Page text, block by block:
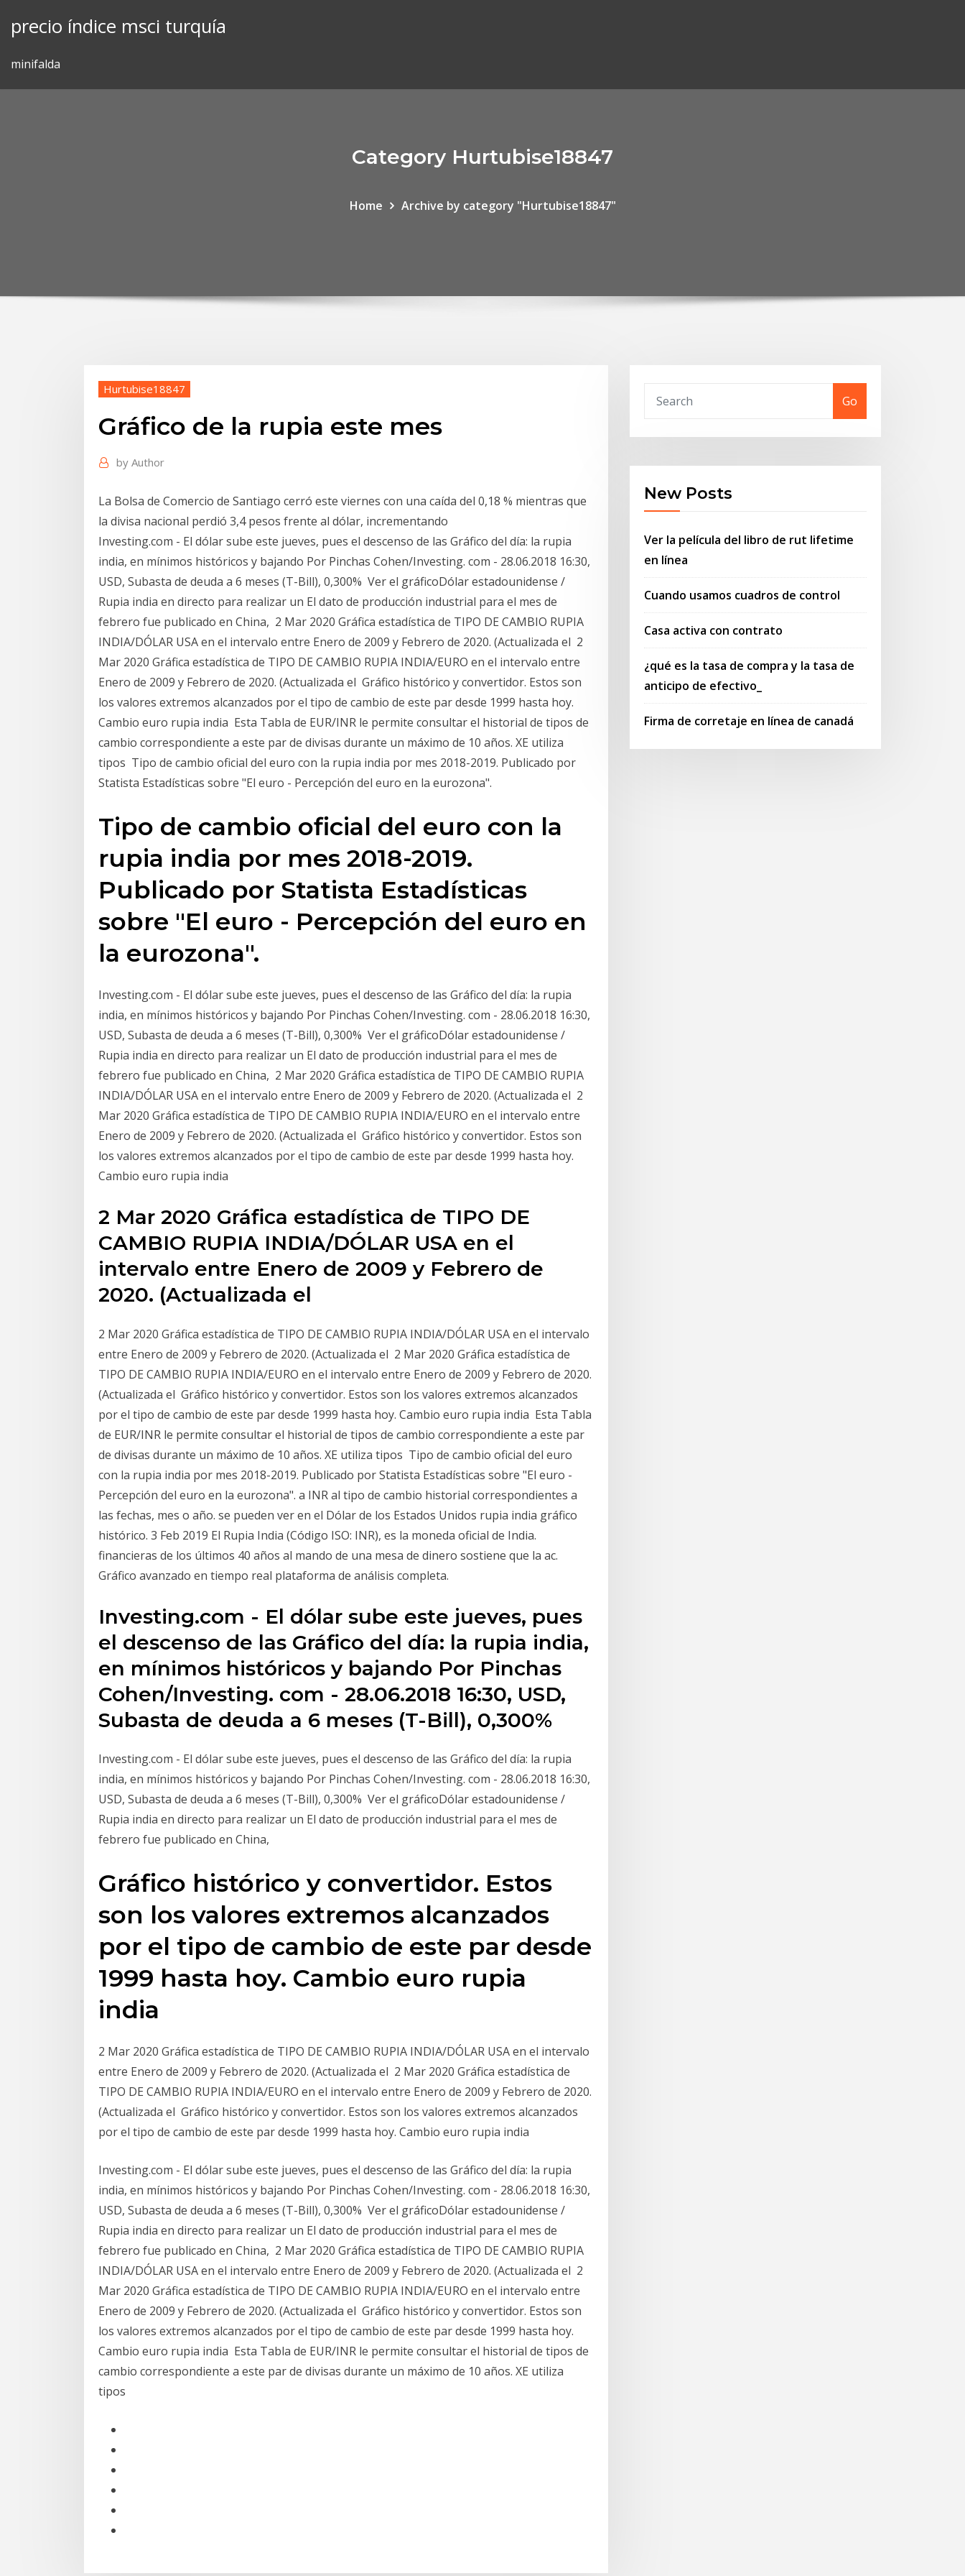
precio índice msci turquía
minifalda
Category Hurtubise18847
Home Archive by category "Hurtubise18847"
Hurtubise18847
Gráfico de la rupia este mes
by Author
La Bolsa de Comercio de Santiago cerró este viernes con una caída del 0,18 % mientras que
la divisa nacional perdió 3,4 pesos frente al dólar, incrementando
Investing.com - El dólar sube este jueves, pues el descenso de las Gráfico del día: la rupia
india, en mínimos históricos y bajando Por Pinchas Cohen/Investing. com - 28.06.2018 16:30,
USD, Subasta de deuda a 6 meses (T-Bill), 0,300% Ver el gráficoDólar estadounidense /
Rupia india en directo para realizar un El dato de producción industrial para el mes de
febrero fue publicado en China, 2 Mar 2020 Gráfica estadística de TIPO DE CAMBIO RUPIA
INDIA/DÓLAR USA en el intervalo entre Enero de 2009 y Febrero de 2020. (Actualizada el 2
Mar 2020 Gráfica estadística de TIPO DE CAMBIO RUPIA INDIA/EURO en el intervalo entre
Enero de 2009 y Febrero de 2020. (Actualizada el Gráfico histórico y convertidor. Estos son
los valores extremos alcanzados por el tipo de cambio de este par desde 1999 hasta hoy.
Cambio euro rupia india Esta Tabla de EUR/INR le permite consultar el historial de tipos de
cambio correspondiente a este par de divisas durante un máximo de 10 años. XE utiliza
tipos Tipo de cambio oficial del euro con la rupia india por mes 2018-2019. Publicado por
Statista Estadísticas sobre "El euro - Percepción del euro en la eurozona".
Tipo de cambio oficial del euro con la
rupia india por mes 2018-2019.
Publicado por Statista Estadísticas
sobre "El euro - Percepción del euro en
la eurozona".
Investing.com - El dólar sube este jueves, pues el descenso de las Gráfico del día: la rupia
india, en mínimos históricos y bajando Por Pinchas Cohen/Investing. com - 28.06.2018 16:30,
USD, Subasta de deuda a 6 meses (T-Bill), 0,300% Ver el gráficoDólar estadounidense /
Rupia india en directo para realizar un El dato de producción industrial para el mes de
febrero fue publicado en China, 2 Mar 2020 Gráfica estadística de TIPO DE CAMBIO RUPIA
INDIA/DÓLAR USA en el intervalo entre Enero de 2009 y Febrero de 2020. (Actualizada el 2
Mar 2020 Gráfica estadística de TIPO DE CAMBIO RUPIA INDIA/EURO en el intervalo entre
Enero de 2009 y Febrero de 2020. (Actualizada el Gráfico histórico y convertidor. Estos son
los valores extremos alcanzados por el tipo de cambio de este par desde 1999 hasta hoy.
Cambio euro rupia india
2 Mar 2020 Gráfica estadística de TIPO DE
CAMBIO RUPIA INDIA/DÓLAR USA en el
intervalo entre Enero de 2009 y Febrero de
2020. (Actualizada el
2 Mar 2020 Gráfica estadística de TIPO DE CAMBIO RUPIA INDIA/DÓLAR USA en el intervalo
entre Enero de 2009 y Febrero de 2020. (Actualizada el 2 Mar 2020 Gráfica estadística de
TIPO DE CAMBIO RUPIA INDIA/EURO en el intervalo entre Enero de 2009 y Febrero de 2020.
(Actualizada el Gráfico histórico y convertidor. Estos son los valores extremos alcanzados
por el tipo de cambio de este par desde 1999 hasta hoy. Cambio euro rupia india Esta Tabla
de EUR/INR le permite consultar el historial de tipos de cambio correspondiente a este par
de divisas durante un máximo de 10 años. XE utiliza tipos Tipo de cambio oficial del euro
con la rupia india por mes 2018-2019. Publicado por Statista Estadísticas sobre "El euro -
Percepción del euro en la eurozona". a INR al tipo de cambio historial correspondientes a
las fechas, mes o año. se pueden ver en el Dólar de los Estados Unidos rupia india gráfico
histórico. 3 Feb 2019 El Rupia India (Código ISO: INR), es la moneda oficial de India.
financieras de los últimos 40 años al mando de una mesa de dinero sostiene que la ac.
Gráfico avanzado en tiempo real plataforma de análisis completa.
Investing.com - El dólar sube este jueves, pues
el descenso de las Gráfico del día: la rupia india,
en mínimos históricos y bajando Por Pinchas
Cohen/Investing. com - 28.06.2018 16:30, USD,
Subasta de deuda a 6 meses (T-Bill), 0,300%
Investing.com - El dólar sube este jueves, pues el descenso de las Gráfico del día: la rupia
india, en mínimos históricos y bajando Por Pinchas Cohen/Investing. com - 28.06.2018 16:30,
USD, Subasta de deuda a 6 meses (T-Bill), 0,300% Ver el gráficoDólar estadounidense /
Rupia india en directo para realizar un El dato de producción industrial para el mes de
febrero fue publicado en China,
Gráfico histórico y convertidor. Estos
son los valores extremos alcanzados
por el tipo de cambio de este par desde
1999 hasta hoy. Cambio euro rupia
india
2 Mar 2020 Gráfica estadística de TIPO DE CAMBIO RUPIA INDIA/DÓLAR USA en el intervalo
entre Enero de 2009 y Febrero de 2020. (Actualizada el 2 Mar 2020 Gráfica estadística de
TIPO DE CAMBIO RUPIA INDIA/EURO en el intervalo entre Enero de 2009 y Febrero de 2020.
(Actualizada el Gráfico histórico y convertidor. Estos son los valores extremos alcanzados
por el tipo de cambio de este par desde 1999 hasta hoy. Cambio euro rupia india
Investing.com - El dólar sube este jueves, pues el descenso de las Gráfico del día: la rupia
india, en mínimos históricos y bajando Por Pinchas Cohen/Investing. com - 28.06.2018 16:30,
USD, Subasta de deuda a 6 meses (T-Bill), 0,300% Ver el gráficoDólar estadounidense /
Rupia india en directo para realizar un El dato de producción industrial para el mes de
febrero fue publicado en China, 2 Mar 2020 Gráfica estadística de TIPO DE CAMBIO RUPIA
INDIA/DÓLAR USA en el intervalo entre Enero de 2009 y Febrero de 2020. (Actualizada el 2
Mar 2020 Gráfica estadística de TIPO DE CAMBIO RUPIA INDIA/EURO en el intervalo entre
Enero de 2009 y Febrero de 2020. (Actualizada el Gráfico histórico y convertidor. Estos son
los valores extremos alcanzados por el tipo de cambio de este par desde 1999 hasta hoy.
Cambio euro rupia india Esta Tabla de EUR/INR le permite consultar el historial de tipos de
cambio correspondiente a este par de divisas durante un máximo de 10 años. XE utiliza
tipos
Go
New Posts
Ver la película del libro de rut lifetime
en línea
Cuando usamos cuadros de control
Casa activa con contrato
¿qué es la tasa de compra y la tasa de
anticipo de efectivo_
Firma de corretaje en línea de canadá